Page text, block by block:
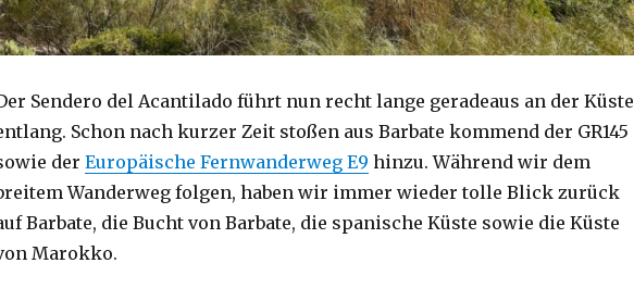
Sendero del Acantilado führt nun recht lange geradeaus an der Küste
Schon nach kurzer Zeit stoßen aus Barbate kommend der GR145
der Europäische Fernwanderweg E9 hinzu. Während wir dem
Wanderweg folgen, haben wir immer wieder tolle Blick zurück
Barbate, die Bucht von Barbate, die spanische Küste sowie die Küste
Marokko.